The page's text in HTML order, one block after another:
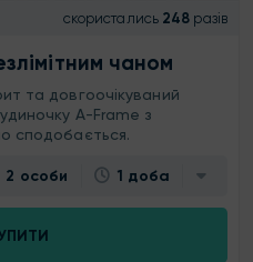
скористались 248 разів
чаном
та довгоочікуваний
A-Frame з
сподобається.
2 особи 1 доба